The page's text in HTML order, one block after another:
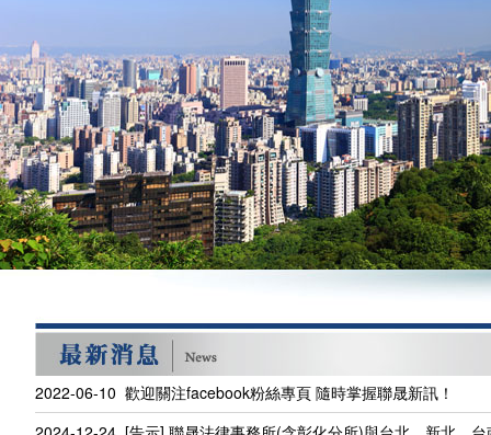
2022-06-10 歡迎關注facebook粉絲專頁 隨時掌握聯晟新訊！